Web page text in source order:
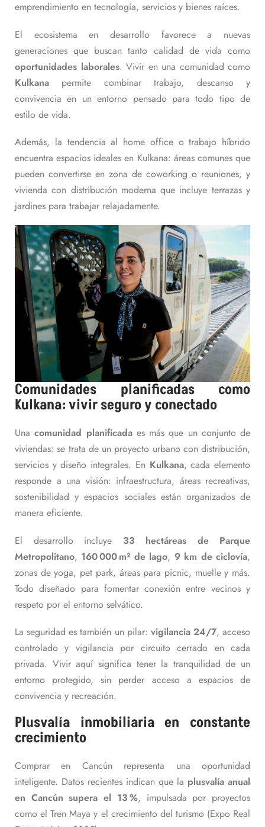
emprendimiento en tecnología, servicios y bienes raíces.
El ecosistema en desarrollo favorece a nuevas
generaciones que buscan tanto calidad de vida como
oportunidades laborales. Vivir en una comunidad como
Kulkana permite combinar trabajo, descanso y
convivencia en un entorno pensado para todo tipo de
estilo de vida.
Además, la tendencia al home office o trabajo híbrido
encuentra espacios ideales en Kulkana: áreas comunes que
pueden convertirse en zona de coworking o reuniones, y
vivienda con distribución moderna que incluye terrazas y
jardines para trabajar relajadamente.
Comunidades planificadas como
Kulkana: vivir seguro y conectado
Unacomunidad planificadaes más que un conjunto de
viviendas: se trata de un proyecto urbano con distribución,
servicios y diseño integrales. En Kulkana, cada elemento
responde a una visión: infraestructura, áreas recreativas,
sostenibilidad y espacios sociales están organizados de
manera eficiente.
El desarrollo incluye 33 hectáreas de Parque
Metropolitano, 160 000 m² de lago, 9 km de ciclovía,
zonas de yoga, pet park, áreas para picnic, muelle y más.
Todo diseñado para fomentar conexión entre vecinos y
respeto por el entorno selvático.
La seguridad es también un pilar: vigilancia 24/7, acceso
controlado y vigilancia por circuito cerrado en cada
privada. Vivir aquí significa tener la tranquilidad de un
entorno protegido, sin perder acceso a espacios de
convivencia y recreación.
Plusvalía inmobiliaria en constante
crecimiento
Comprar en Cancún representa una oportunidad
inteligente. Datos recientes indican que la plusvalía anual
en Cancún supera el 13 %, impulsada por proyectos
como el Tren Maya y el crecimiento del turismo (Expo Real